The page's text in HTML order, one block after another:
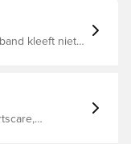
en 5% elastaan.